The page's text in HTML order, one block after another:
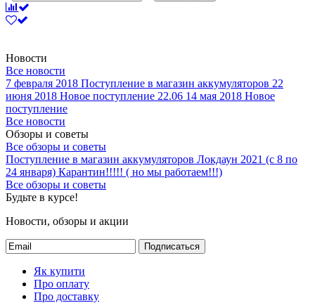
Новости
Все новости
7 февраля 2018 Поступление в магазин аккумуляторов 22
июня 2018 Новое поступление 22.06 14 мая 2018 Новое
поступление
Все новости
Обзоры и советы
Все обзоры и советы
Поступление в магазин аккумуляторов Локдаун 2021 (с 8 по
24 января) Карантин!!!!! ( но мы работаем!!!)
Все обзоры и советы
Будьте в курсе!
Новости, обзоры и акции
Подписаться
Як купити
Про оплату
Про доставку